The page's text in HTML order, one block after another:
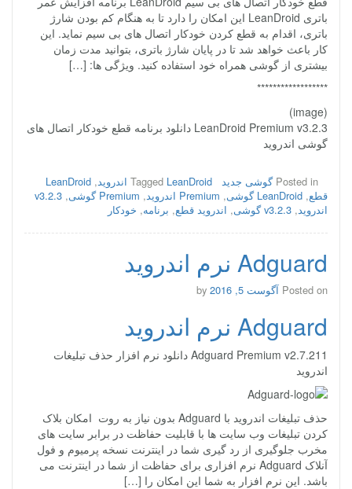
باتری LeanDroid این امکان را دارد تا به هنگام کم بودن شارژ
باتری، اقدام به قطع کردن خودکار اتصال های بی سیم نماید. این
کار باعث خواهد شد تا در پایان شارژ باتری، بتوانید مدت زمان
بیشتری از گوشی همراه خود استفاده کنید. ویژگی ها: […]
******************
(image)
LeanDroid Premium v3.2.3 دانلود برنامه قطع خودکار اتصال های
گوشی اندروید
Posted in گوشی جدید Tagged LeanDroid اندروید ,
LeanDroid
قطع, LeanDroid گوشی , Premium اندروید , Premium گوشی ,
v3.2.3
اندروید, v3.2.3 گوشی , اندروید قطع, برنامه, خودکار
Adguard نرم اندروید
Posted on آگوست 5, 2016
Adguard نرم اندروید
Adguard Premium v2.7.211 دانلود نرم افزار حذف تبلیغات
اندروید
حذف تبلیغات اندروید با Adguard بدون نیاز به روت امکان بلاک
کردن تبلیغات وب سایت ها با قابلیت حفاظت در برابر سایت های
مخرب جلوگیری از رد گیری شما در اینترنت نسخه پرمیوم و فول
آنلاک Adguard نرم افزاری برای حفاظت از شما در اینترنت می
باشد. این نرم افزار به شما این امکان را […]